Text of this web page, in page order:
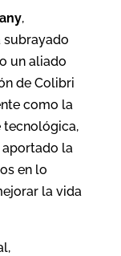
,
subrayado
un aliado
de Colibri
como la
tecnológica,
aportado la
en lo
la vida